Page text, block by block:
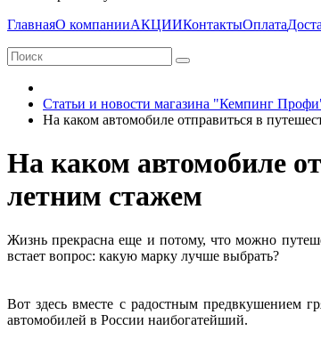
ГлавнаяО компанииАКЦИИКонтактыОплата
Статьи и новости магазина "Кемпинг
На каком автомобиле отправиться в
На каком автомобиле
летним стажем
Жизнь прекрасна еще и потому, что можно
встает вопрос: какую марку лучше выбрать?
Вот здесь вместе с радостным предвкушением
автомобилей в России наибогатейший.